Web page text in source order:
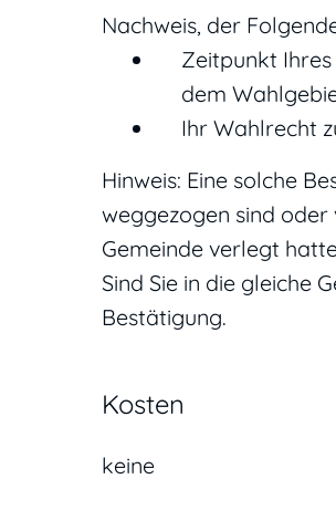
Nachweis, der
Zeitpunkt
dem
Ihr Wahlrecht
Hinweis: Eine solche
weggezogen sind oder
Gemeinde verlegt
Sind Sie in die gleiche
Bestätigung.
Kosten
keine